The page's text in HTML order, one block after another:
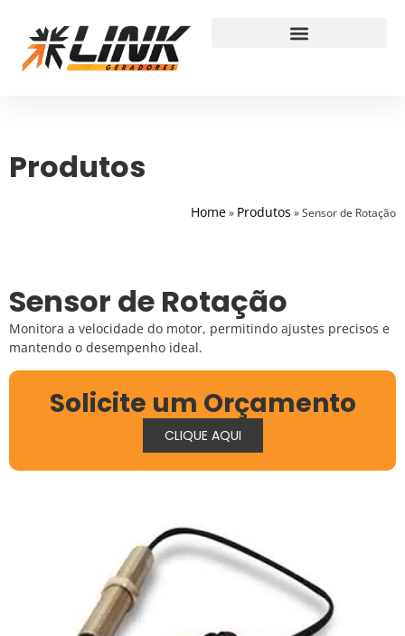
Produtos
Home» Produtos »Sensor de Rotação
Sensor de Rotação
Monitora a velocidade do motor, permitindo ajustes precisos e
mantendo o desempenho ideal.
Solicite um Orçamento
CLIQUE AQUI